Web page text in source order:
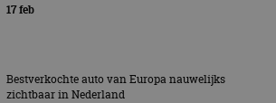
17 feb
Bestverkochte auto van Europa nauwelijks
zichtbaar in Nederland